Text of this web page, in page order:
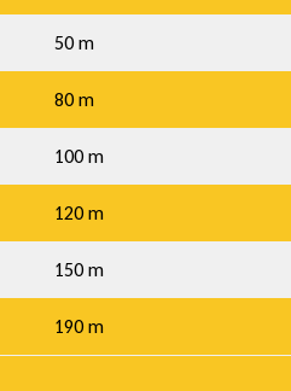
50 m
80 m
100 m
120 m
150 m
190 m